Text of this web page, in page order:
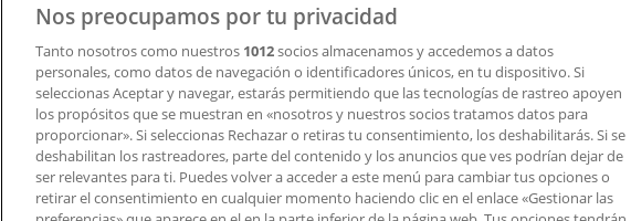
Descargar la APP Tiendeo
Copyright © Tiendeo ® 2026 · Shopfully Marketing S.L.U. – Palau de Mar –
Nos preocupamos por tu privacidad
Tanto nosotros como nuestros 1012socios almacenamos y accedemos a datos
personales, como datos de navegación o identificadores únicos, en tu dispositivo. Si
seleccionas Aceptar y navegar, estarás permitiendo que las tecnologías de rastreo apoyen
los propósitos que se muestran en «nosotros y nuestros socios tratamos datos para
proporcionar». Si seleccionas Rechazar o retiras tu consentimiento, los deshabilitarás. Si se
deshabilitan los rastreadores, parte del contenido y los anuncios que ves podrían dejar de
ser relevantes para ti. Puedes volver a acceder a este menú para cambiar tus opciones o
retirar el consentimiento en cualquier momento haciendo clic en el enlace «Gestionar las